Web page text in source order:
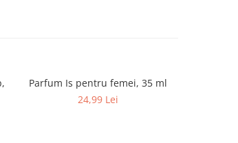
Parfum Is pentru femei, 35 ml
24,99 Lei